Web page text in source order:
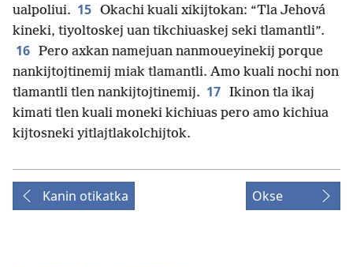
ualpoliui. 15 Okachi kuali xikijtokan: “Tla Jehová
kineki, tiyoltoskej uan tikchiuaskej seki tlamantli”.
16 Pero axkan namejuan nanmoueyinekij porque
nankijtojtinemij miak tlamantli. Amo kuali nochi non
tlamantli tlen nankijtojtinemij. 17 Ikinon tla ikaj
kimati tlen kuali moneki kichiuas pero amo kichiua
kijtosneki yitlajtlakolchijtok.
Kanin otikatka Okse